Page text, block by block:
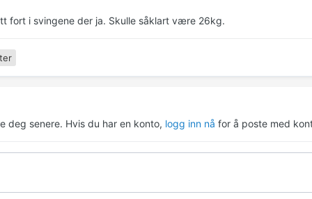
fort i svingene der ja. Skulle såklart være 26kg.
deg senere. Hvis du har en konto, logg inn nå for å poste med